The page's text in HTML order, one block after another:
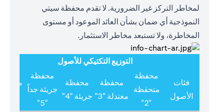
لمخاطر التركز غير الضرورية. لا تقدم محفظة سيتي
النموذجية أي ضمان بشأن العائد الموعود أو مستوى
المخاطرة، ولا تستبعد مخاطر الاستثمار.
التوزيع التكتيكي للأصول
فئات
الأصول
محفظة
متحفظة
"2"
محفظة
معتدلة "3"
محفظة
جريئة "4"
محفظة
جريئة جداً
"5"